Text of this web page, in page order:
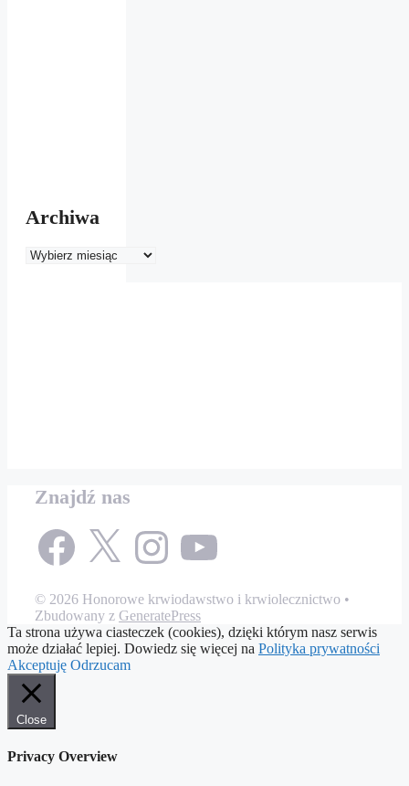
Archiwa
Archiwa
Znajdź nas
FacebookX InstagramYouTube
© 2026 Honorowe krwiodawstwo i krwiolecznictwo •
Zbudowany z GeneratePress
Ta strona używa ciasteczek (cookies), dzięki którym nasz serwis
może działać lepiej. Dowiedz się więcej na Polityka prywatności
Akceptuję Odrzucam
Close
Privacy Overview